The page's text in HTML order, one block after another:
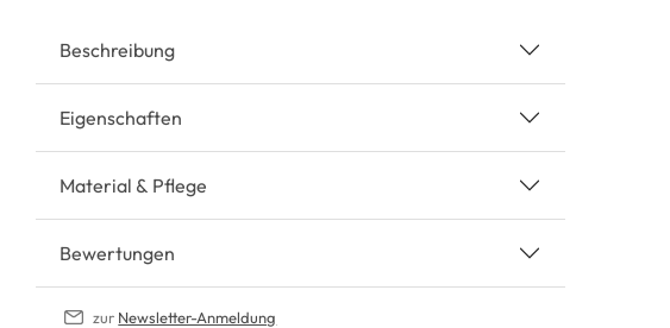
Beschreibung
Eigenschaften
Material & Pflege
Bewertungen
zur Newsletter-Anmeldung